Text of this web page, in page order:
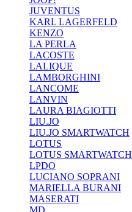
JUVENTUS
KARL LAGERFELD
KENZO
LA PERLA
LACOSTE
LALIQUE
LAMBORGHINI
LANCOME
LANVIN
LAURA BIAGIOTTI
LIU.JO
LIU.JO SMARTWATCH
LOTUS
LOTUS SMARTWATCH
LPDO
LUCIANO SOPRANI
MARIELLA BURANI
MASERATI